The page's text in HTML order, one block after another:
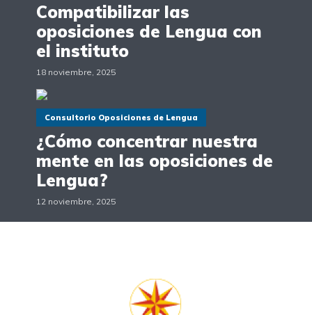
Compatibilizar las
oposiciones de Lengua con
el instituto
18 noviembre, 2025
Consultorio Oposiciones de Lengua
¿Cómo concentrar nuestra
mente en las oposiciones de
Lengua?
12 noviembre, 2025